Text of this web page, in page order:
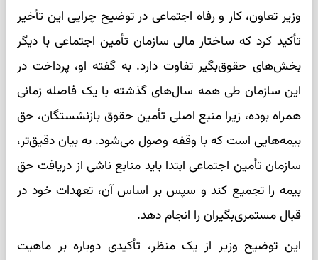
وزیر تعاون، کار و رفاه اجتماعی در توضیح چرایی این تأخیر
تأکید کرد که ساختار مالی سازمان تأمین اجتماعی با دیگر
بخش‌های حقوق‌بگیر تفاوت دارد. به گفته او، پرداخت در
این سازمان طی همه سال‌های گذشته با یک فاصله زمانی
همراه بوده، زیرا منبع اصلی تأمین حقوق بازنشستگان، حق
بیمه‌هایی است که با وقفه وصول می‌شود. به بیان دقیق‌تر،
سازمان تأمین اجتماعی ابتدا باید منابع ناشی از دریافت حق
بیمه را تجمیع کند و سپس بر اساس آن، تعهدات خود در
قبال مستمری‌بگیران را انجام دهد.
این توضیح وزیر از یک منظر، تأکیدی دوباره بر ماهیت